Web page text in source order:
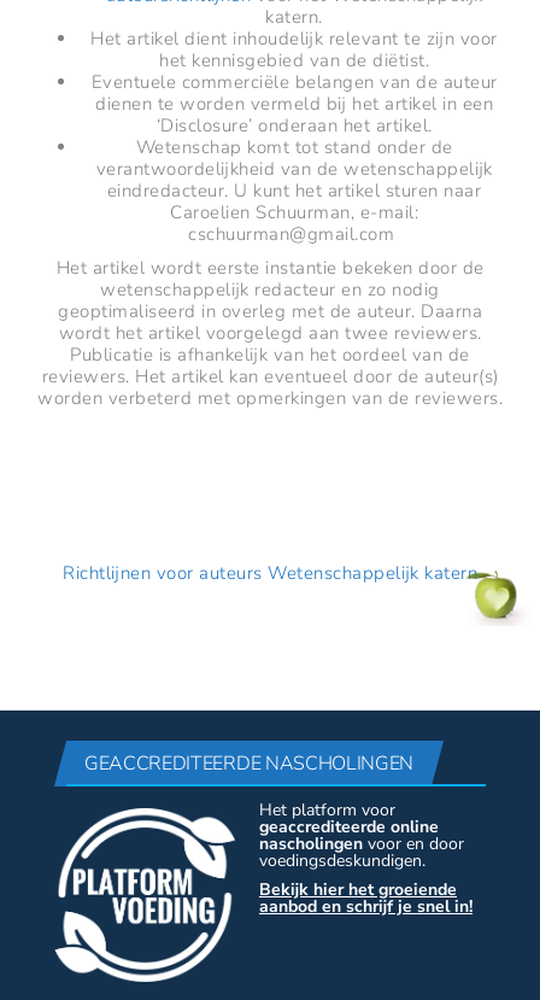
katern.
Het artikel dient inhoudelijk relevant te zijn voor
het kennisgebied van de diëtist.
Eventuele commerciële belangen van de auteur
dienen te worden vermeld bij het artikel in een
‘Disclosure’ onderaan het artikel.
Wetenschap komt tot stand onder de
verantwoordelijkheid van de wetenschappelijk
eindredacteur. U kunt het artikel sturen naar
Caroelien Schuurman, e-mail:
cschuurman@gmail.com
Het artikel wordt eerste instantie bekeken door de
wetenschappelijk redacteur en zo nodig
geoptimaliseerd in overleg met de auteur. Daarna
wordt het artikel voorgelegd aan twee reviewers.
Publicatie is afhankelijk van het oordeel van de
reviewers. Het artikel kan eventueel door de auteur(s)
worden verbeterd met opmerkingen van de reviewers.
Richtlijnen voor auteurs Wetenschappelijk katern
GEACCREDITEERDE NASCHOLINGEN
Het platform voor
geaccrediteerde online
nascholingen voor en door
voedingsdeskundigen.
Bekijk hier het groeiende
aanbod en schrijf je snel in!